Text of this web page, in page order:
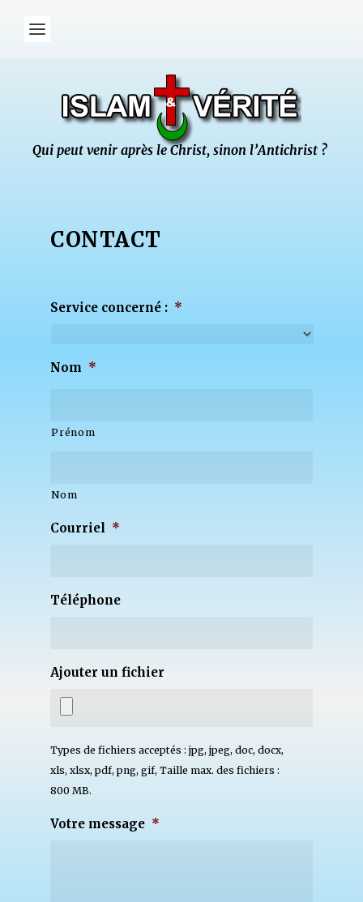
CONTACT
Service concerné : *
Nom *
Prénom
Nom
Courriel *
Téléphone
Ajouter un fichier
Types de fichiers acceptés : jpg, jpeg, doc, docx,
xls, xlsx, pdf, png, gif, Taille max. des fichiers :
800 MB.
Votre message *